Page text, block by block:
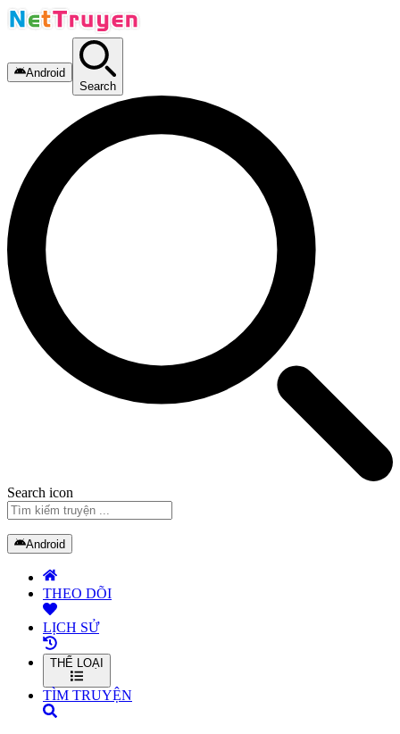
Android
Search
Search icon
Android
THEO DÕI
LỊCH SỬ
THỂ LOẠI
TÌM TRUYỆN